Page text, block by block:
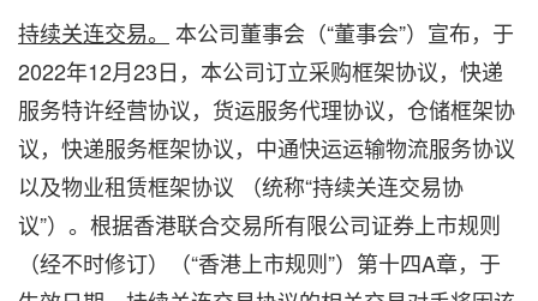
持续关连交易。
本公司董事会（“董事会”）宣布，于
2022年12月23日，本公司订立采购框架协议，快递
服务特许经营协议，货运服务代理协议，仓储框架协
议，快递服务框架协议，中通快运运输物流服务协议
以及物业租赁框架协议 （统称“持续关连交易协
议”）。根据香港联合交易所有限公司证券上市规则
（经不时修订）（“香港上市规则”）第十四A章，于